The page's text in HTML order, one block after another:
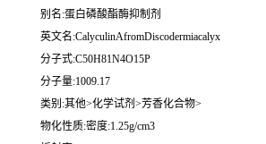
别名:蛋白磷酸酯酶抑制剂
英文名:CalyculinAfromDiscodermiacalyx
分子式:C50H81N4O15P
分子量:1009.17
类别:其他>化学试剂>芳香化合物>
物化性质:密度:1.25g/cm3